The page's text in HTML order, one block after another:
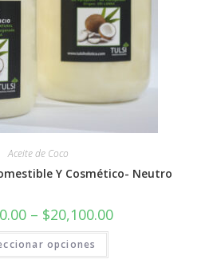
Aceite de Coco
Y Cosmético- Neutro
– $20,100.00
opciones